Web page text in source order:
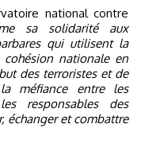
national contre
sa solidarité aux
qui utilisent la
nationale en
des terroristes et de
méfiance entre les
responsables des
échanger et combattre